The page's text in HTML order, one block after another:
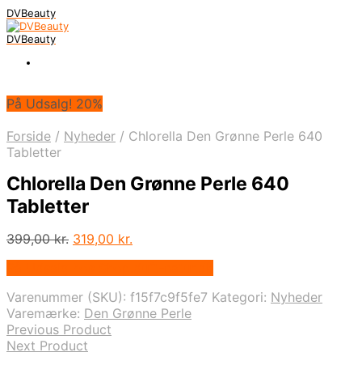
DVBeauty
DVBeauty
På Udsalg! 20%
Forside / Nyheder / Chlorella Den Grønne Perle 640
Tabletter
Chlorella Den Grønne Perle 640
Tabletter
399,00kr. Den
399,00 kr..
319,00 kr.
319,00 kr..
Varenummer (SKU): f15f7c9f5fe7 Kategori: Nyheder
Varemærke: Den Grønne Perle
Previous Product
Next Product